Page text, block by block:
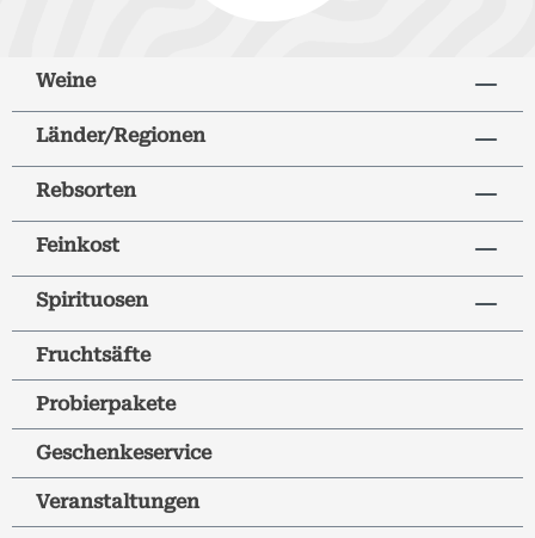
Weine
Länder/Regionen
Rebsorten
Feinkost
Spirituosen
Fruchtsäfte
Probierpakete
Geschenkeservice
Veranstaltungen